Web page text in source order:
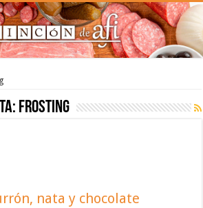
frosting
nata y chocolate